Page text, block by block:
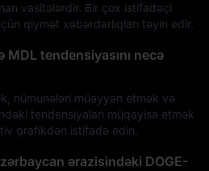
vasitələrdir. Bir çox istifadəçi
qiymət xəbərdarlıqları təyin edir.
MDL tendensiyasını necə
nümunələri müəyyən etmək və
tendensiyaları müqayisə etmək
qrafikdən istifadə edin.
ərazisindəki DOGE-